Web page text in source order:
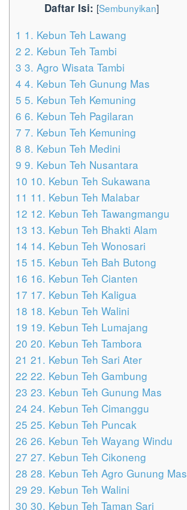
Daftar Isi: [Sembunyikan]
1 1. Kebun Teh Lawang
2 2. Kebun Teh Tambi
3 3. Agro Wisata Tambi
4 4. Kebun Teh Gunung Mas
5 5. Kebun Teh Kemuning
6 6. Kebun Teh Pagilaran
7 7. Kebun Teh Kemuning
8 8. Kebun Teh Medini
9 9. Kebun Teh Nusantara
10 10. Kebun Teh Sukawana
11 11. Kebun Teh Malabar
12 12. Kebun Teh Tawangmangu
13 13. Kebun Teh Bhakti Alam
14 14. Kebun Teh Wonosari
15 15. Kebun Teh Bah Butong
16 16. Kebun Teh Cianten
17 17. Kebun Teh Kaligua
18 18. Kebun Teh Walini
19 19. Kebun Teh Lumajang
20 20. Kebun Teh Tambora
21 21. Kebun Teh Sari Ater
22 22. Kebun Teh Gambung
23 23. Kebun Teh Gunung Mas
24 24. Kebun Teh Cimanggu
25 25. Kebun Teh Puncak
26 26. Kebun Teh Wayang Windu
27 27. Kebun Teh Cikoneng
28 28. Kebun Teh Agro Gunung Mas
29 29. Kebun Teh Walini
30 30. Kebun Teh Taman Sari